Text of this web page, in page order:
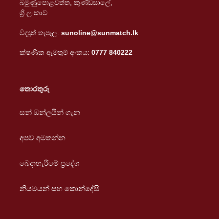
බමුණුපොළවත්ත, කුණ්ඩසාලේ,
ශ්‍රී ලංකාව
විද්‍යුත් තැපෑල: sunoline@sunmatch.lk
ක්ෂණික ඇමතුම් අංකය: 0777 840222
තොරතුරු
සන් ඔන්ලයින් ගැන
අපව අමතන්න
බෙදාහැරීමේ ප්‍රදේශ
නියමයන් සහ කොන්දේසි